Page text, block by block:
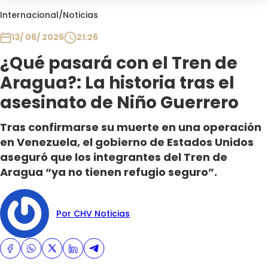
Internacional/Noticias
13/ 06/ 2026
21:26
¿Qué pasará con el Tren de
Aragua?: La historia tras el
asesinato de Niño Guerrero
Tras confirmarse su muerte en una operación
en Venezuela, el gobierno de Estados Unidos
aseguró que los integrantes del Tren de
Aragua “ya no tienen refugio seguro”.
Por CHV Noticias
Club De La Comedia
Plan Perfecto
El Tiempo
Sabingo
Todos Los Programas